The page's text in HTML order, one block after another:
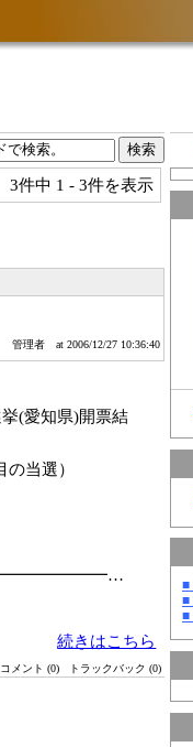
■
■
■
3件中 1 - 3件を表示
管理者 at 2006/12/27 10:36:40
(愛知県)開票結
当選）
続きはこちら
コメント (0) トラックバック (0)